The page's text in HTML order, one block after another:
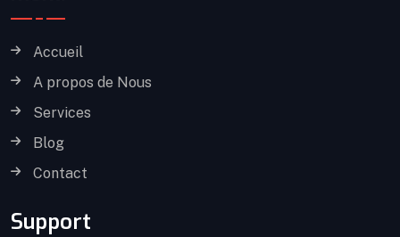
Accueil
A propos de Nous
Services
Blog
Contact
Support